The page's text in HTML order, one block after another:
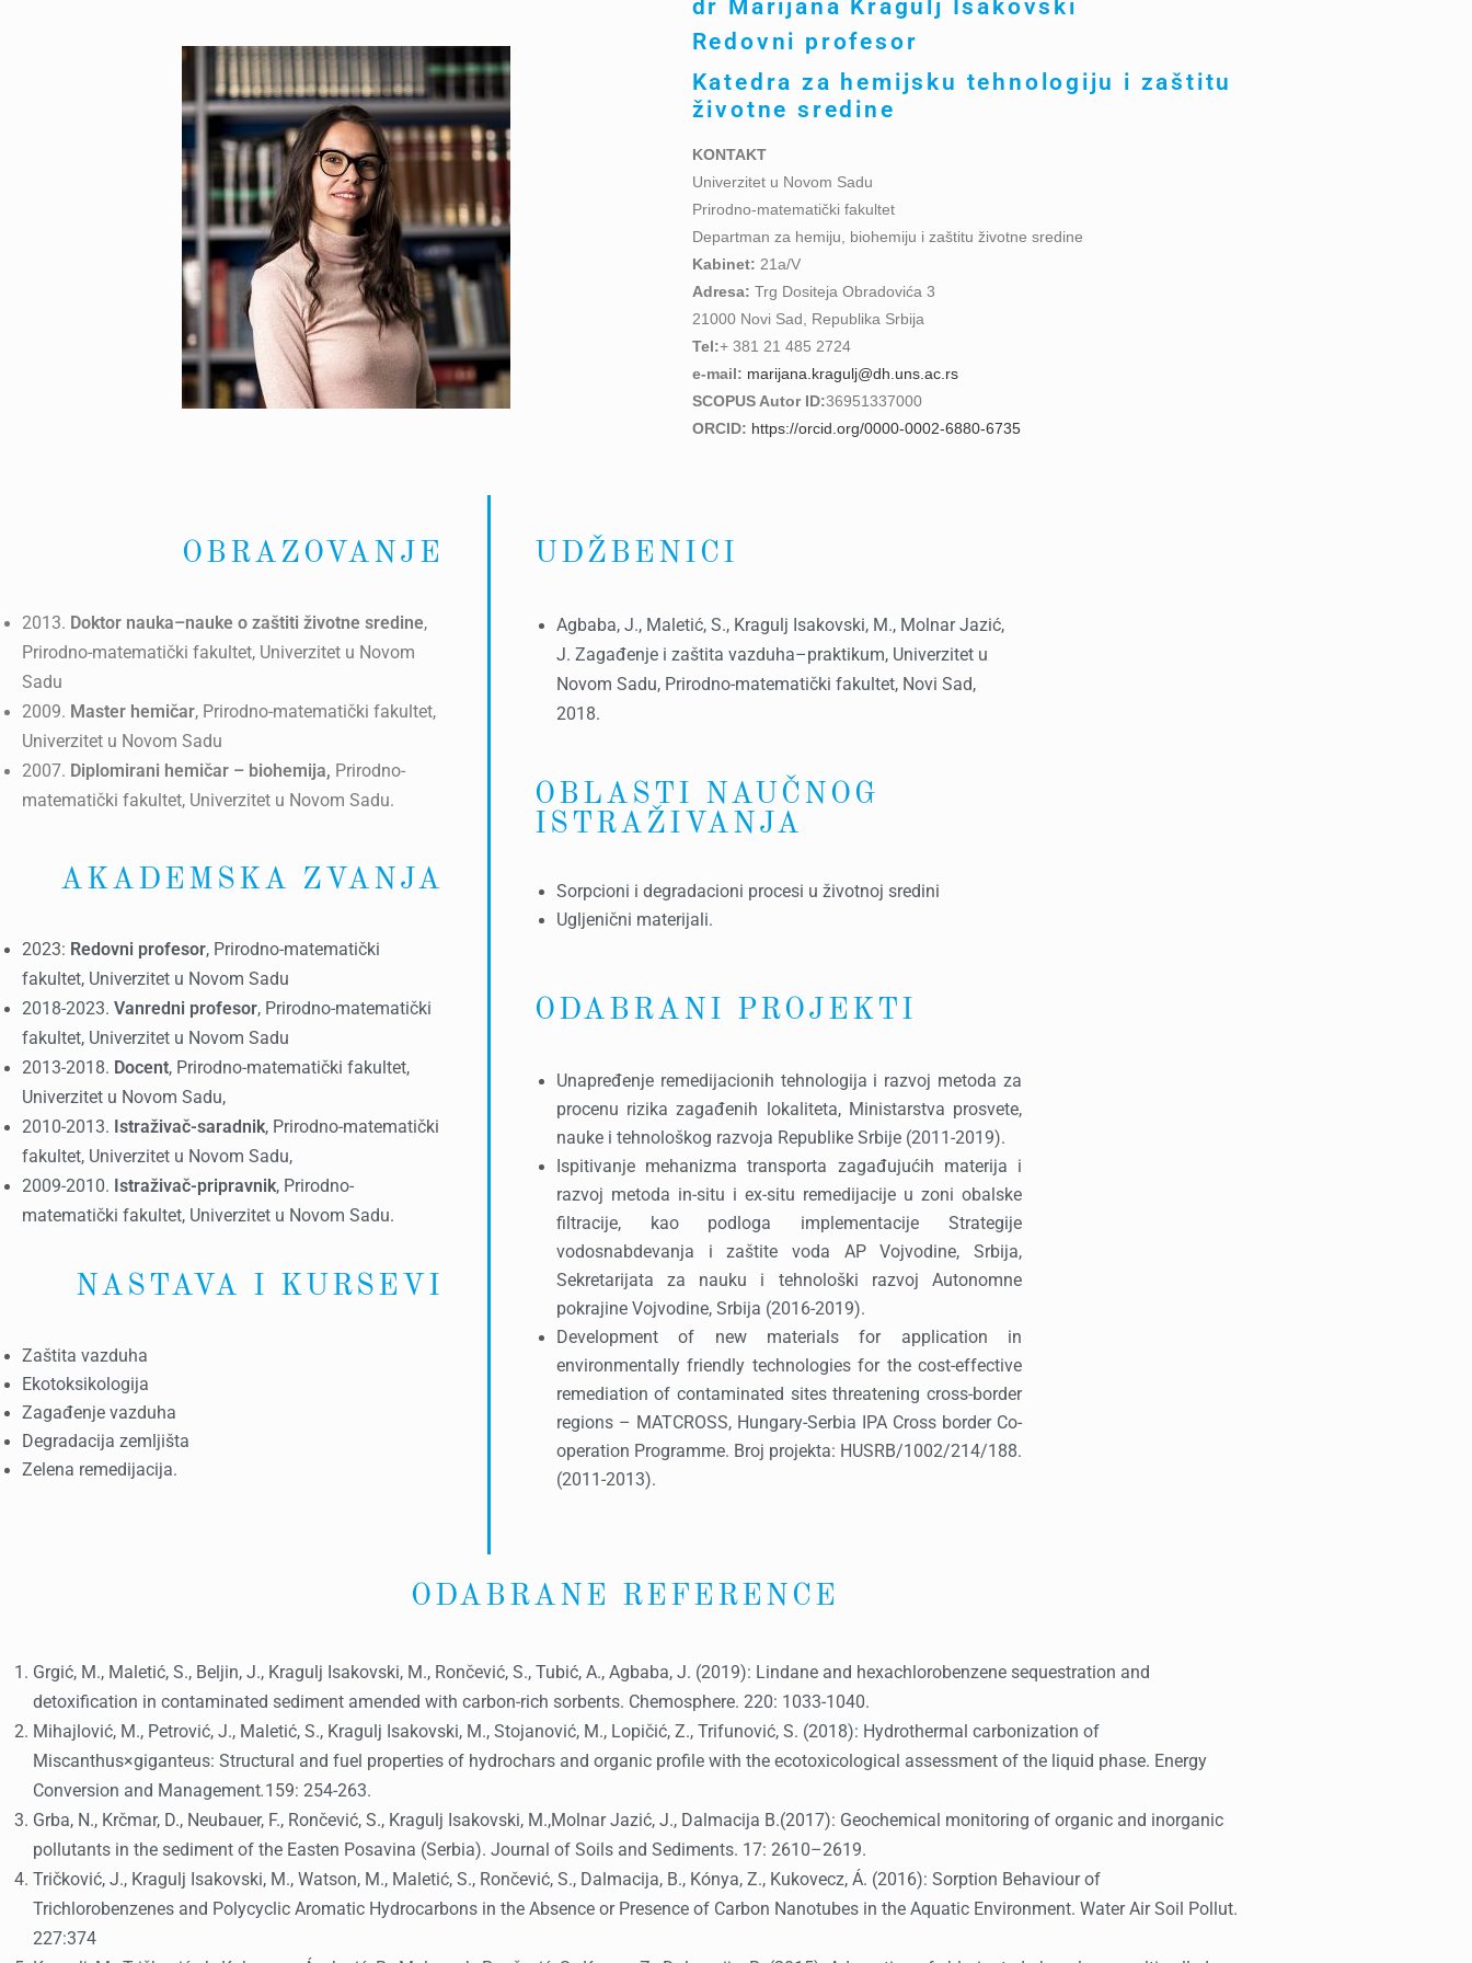
dr Marijana Kragulj Isakovski
Redovni profesor
Katedra za hemijsku tehnologiju i zaštitu
životne sredine
KONTAKT
Univerzitet u Novom Sadu
Prirodno-matematički fakultet
Departman za hemiju, biohemiju i zaštitu životne sredine
Kabinet: 21a/V
Adresa: Trg Dositeja Obradovića 3
21000 Novi Sad, Republika Srbija
Tel:+ 381 21 485 2724
e-mail: marijana.kragulj@dh.uns.ac.rs
SCOPUS Autor ID:36951337000
ORCID: https://orcid.org/0000-0002-6880-6735
OBRAZOVANJE
2013. Doktor nauka–nauke o zaštiti životne sredine,
Prirodno-matematički fakultet, Univerzitet u Novom
Sadu
2009. Master hemičar, Prirodno-matematički fakultet,
Univerzitet u Novom Sadu
2007. Diplomirani hemičar – biohemija, Prirodno-
matematički fakultet, Univerzitet u Novom Sadu.
AKADEMSKA ZVANJA
2023: Redovni profesor, Prirodno-matematički
fakultet, Univerzitet u Novom Sadu
2018-2023. Vanredni profesor, Prirodno-matematički
fakultet, Univerzitet u Novom Sadu
2013-2018. Docent, Prirodno-matematički fakultet,
Univerzitet u Novom Sadu,
2010-2013. Istraživač-saradnik, Prirodno-matematički
fakultet, Univerzitet u Novom Sadu,
2009-2010. Istraživač-pripravnik, Prirodno-
matematički fakultet, Univerzitet u Novom Sadu.
NASTAVA I KURSEVI
Zaštita vazduha
Ekotoksikologija
Zagađenje vazduha
Degradacija zemljišta
Zelena remedijacija.
UDŽBENICI
Agbaba, J., Maletić, S., Kragulj Isakovski, M., Molnar Jazić,
J. Zagađenje i zaštita vazduha–praktikum, Univerzitet u
Novom Sadu, Prirodno-matematički fakultet, Novi Sad,
2018.
OBLASTI NAUČNOG
ISTRAŽIVANJA
Sorpcioni i degradacioni procesi u životnoj sredini
Ugljenični materijali.
ODABRANI PROJEKTI
Unapređenje remedijacionih tehnologija i razvoj metoda za
procenu rizika zagađenih lokaliteta, Ministarstva prosvete,
nauke i tehnološkog razvoja Republike Srbije (2011-2019).
Ispitivanje mehanizma transporta zagađujućih materija i
razvoj metoda in-situ i ex-situ remedijacije u zoni obalske
filtracije, kao podloga implementacije Strategije
vodosnabdevanja i zaštite voda AP Vojvodine, Srbija,
Sekretarijata za nauku i tehnološki razvoj Autonomne
pokrajine Vojvodine, Srbija (2016-2019).
Development of new materials for application in
environmentally friendly technologies for the cost-effective
remediation of contaminated sites threatening cross-border
regions – MATCROSS, Hungary-Serbia IPA Cross border Co-
operation Programme. Broj projekta: HUSRB/1002/214/188.
(2011-2013).
ODABRANE REFERENCE
Grgić, M., Maletić, S., Beljin, J., Kragulj Isakovski, M., Rončević, S., Tubić, A., Agbaba, J. (2019): Lindane and hexachlorobenzene sequestration and
detoxification in contaminated sediment amended with carbon-rich sorbents. Chemosphere. 220: 1033-1040.
Mihajlović, М., Petrović, Ј., Maletić, S., Kragulj Isakovski, M., Stojanović, M., Lopičić, Z., Trifunović, S. (2018): Hydrothermal carbonization of
Miscanthus×giganteus: Structural and fuel properties of hydrochars and organic profile with the ecotoxicological assessment of the liquid phase. Energy
Conversion and Management.159: 254-263.
Grba, N., Krčmar, D., Neubauer, F., Rončević, S., Kragulj Isakovski, M.,Molnar Jazić, J., Dalmacija B.(2017): Geochemical monitoring of organic and inorganic
pollutants in the sediment of the Easten Posavina (Serbia). Journal of Soils and Sediments. 17: 2610–2619.
Tričković, J., Kragulj Isakovski, M., Watson, M., Maletić, S., Rončević, S., Dalmacija, B., Kónya, Z., Kukovecz, Á. (2016): Sorption Behaviour of
Trichlorobenzenes and Polycyclic Aromatic Hydrocarbons in the Absence or Presence of Carbon Nanotubes in the Aquatic Environment. Water Air Soil Pollut.
227:374